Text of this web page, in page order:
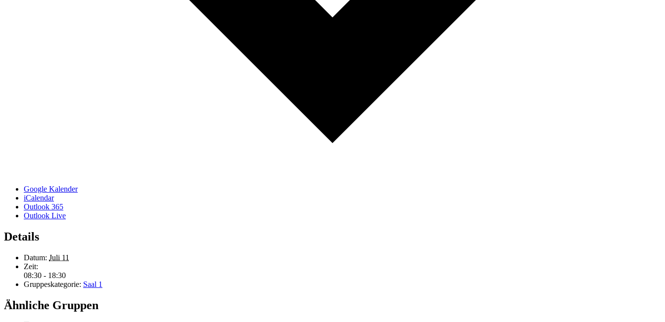
Google Kalender
iCalendar
Outlook 365
Outlook Live
Details
Datum: Juli 11
Zeit:
08:30 - 18:30
Gruppeskategorie: Saal 1
Ähnliche Gruppen